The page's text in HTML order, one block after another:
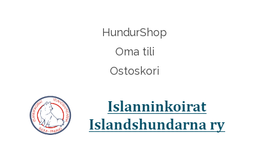
HundurShop
Oma tili
Ostoskori